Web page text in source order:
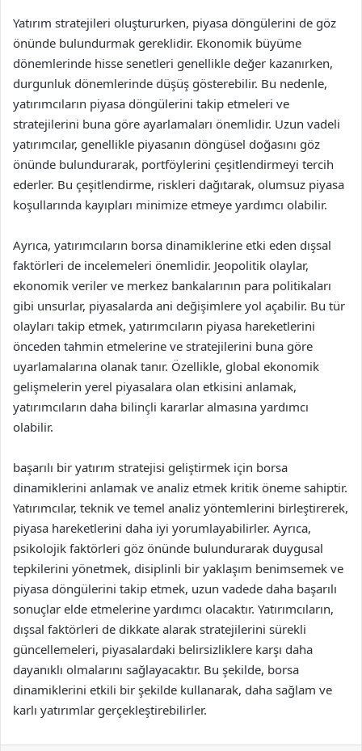
Yatırım stratejileri oluştururken, piyasa döngülerini de göz
önünde bulundurmak gereklidir. Ekonomik büyüme
dönemlerinde hisse senetleri genellikle değer kazanırken,
durgunluk dönemlerinde düşüş gösterebilir. Bu nedenle,
yatırımcıların piyasa döngülerini takip etmeleri ve
stratejilerini buna göre ayarlamaları önemlidir. Uzun vadeli
yatırımcılar, genellikle piyasanın döngüsel doğasını göz
önünde bulundurarak, portföylerini çeşitlendirmeyi tercih
ederler. Bu çeşitlendirme, riskleri dağıtarak, olumsuz piyasa
koşullarında kayıpları minimize etmeye yardımcı olabilir.
Ayrıca, yatırımcıların borsa dinamiklerine etki eden dışsal
faktörleri de incelemeleri önemlidir. Jeopolitik olaylar,
ekonomik veriler ve merkez bankalarının para politikaları
gibi unsurlar, piyasalarda ani değişimlere yol açabilir. Bu tür
olayları takip etmek, yatırımcıların piyasa hareketlerini
önceden tahmin etmelerine ve stratejilerini buna göre
uyarlamalarına olanak tanır. Özellikle, global ekonomik
gelişmelerin yerel piyasalara olan etkisini anlamak,
yatırımcıların daha bilinçli kararlar almasına yardımcı
olabilir.
başarılı bir yatırım stratejisi geliştirmek için borsa
dinamiklerini anlamak ve analiz etmek kritik öneme sahiptir.
Yatırımcılar, teknik ve temel analiz yöntemlerini birleştirerek,
piyasa hareketlerini daha iyi yorumlayabilirler. Ayrıca,
psikolojik faktörleri göz önünde bulundurarak duygusal
tepkilerini yönetmek, disiplinli bir yaklaşım benimsemek ve
piyasa döngülerini takip etmek, uzun vadede daha başarılı
sonuçlar elde etmelerine yardımcı olacaktır. Yatırımcıların,
dışsal faktörleri de dikkate alarak stratejilerini sürekli
güncellemeleri, piyasalardaki belirsizliklere karşı daha
dayanıklı olmalarını sağlayacaktır. Bu şekilde, borsa
dinamiklerini etkili bir şekilde kullanarak, daha sağlam ve
karlı yatırımlar gerçekleştirebilirler.